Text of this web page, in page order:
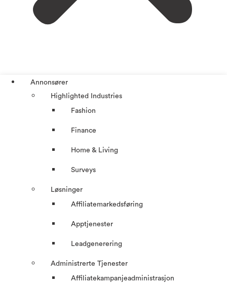
Annonsører
Highlighted Industries
Fashion
Finance
Home & Living
Surveys
Løsninger
Affiliatemarkedsføring
Apptjenester
Leadgenerering
Administrerte Tjenester
Affiliatekampanjeadministrasjon